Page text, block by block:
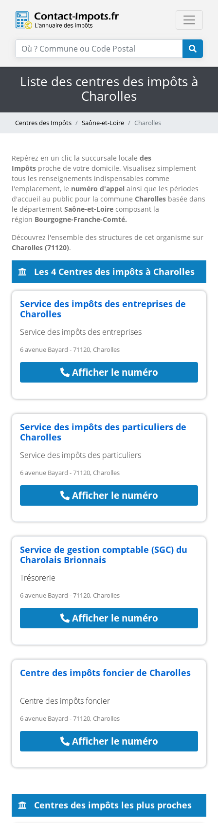
Liste des centres des impôts à
Charolles
Centres des Impôts Saône-et-Loire Charolles
Repérez en un clic la succursale locale des
Impôts proche de votre domicile. Visualisez simplement
tous les renseignements indispensables comme
l'emplacement, le numéro d'appel ainsi que les périodes
d'accueil au public pour la commune Charolles basée dans
le département Saône-et-Loire composant la
région Bourgogne-Franche-Comté.
Découvrez l'ensemble des structures de cet organisme sur
Charolles (71120).
Les 4 Centres des impôts à Charolles
Service des impôts des entreprises de
Charolles
Service des impôts des entreprises
6 avenue Bayard - 71120, Charolles
Afficher le numéro
Service des impôts des particuliers de
Charolles
Service des impôts des particuliers
6 avenue Bayard - 71120, Charolles
Afficher le numéro
Service de gestion comptable (SGC) du
Charolais Brionnais
Trésorerie
6 avenue Bayard - 71120, Charolles
Afficher le numéro
Centre des impôts foncier de Charolles
Centre des impôts foncier
6 avenue Bayard - 71120, Charolles
Afficher le numéro
Centres des impôts les plus proches